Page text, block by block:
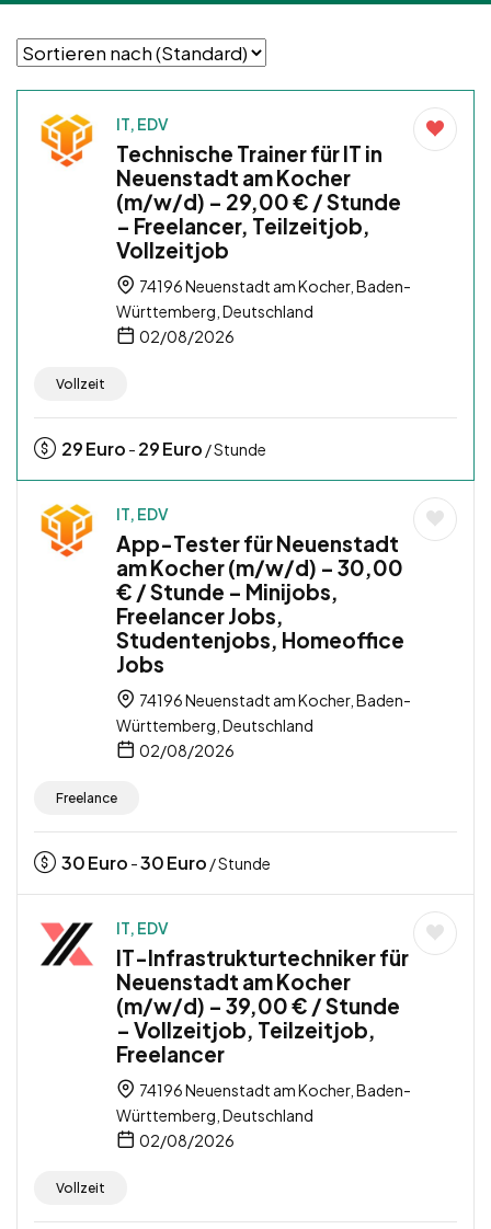
IT, EDV
Technische Trainer für IT in
Neuenstadt am Kocher
(m/w/d) – 29,00 € / Stunde
– Freelancer, Teilzeitjob,
Vollzeitjob
74196 Neuenstadt am Kocher, Baden-
Württemberg, Deutschland
02/08/2026
Vollzeit
29Euro - 29Euro / Stunde
IT, EDV
App-Tester für Neuenstadt
am Kocher (m/w/d) – 30,00
€ / Stunde – Minijobs,
Freelancer Jobs,
Studentenjobs, Homeoffice
Jobs
74196 Neuenstadt am Kocher, Baden-
Württemberg, Deutschland
02/08/2026
Freelance
30Euro -30Euro / Stunde
IT, EDV
IT-Infrastrukturtechniker für
Neuenstadt am Kocher
(m/w/d) – 39,00 € / Stunde
– Vollzeitjob, Teilzeitjob,
Freelancer
74196 Neuenstadt am Kocher, Baden-
Württemberg, Deutschland
02/08/2026
Vollzeit